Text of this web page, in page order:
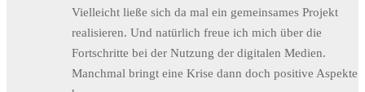
Vielleicht ließe sich da mal ein gemeinsames Projekt
realisieren. Und natürlich freue ich mich über die
Fortschritte bei der Nutzung der digitalen Medien.
Manchmal bringt eine Krise dann doch positive Aspekte